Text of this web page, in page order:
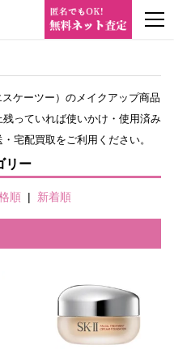
ケーツー）のメイクアップ商品
っていれば使いかけ・使用済み
宅配買取をご利用ください。
リー
順 | 新着順